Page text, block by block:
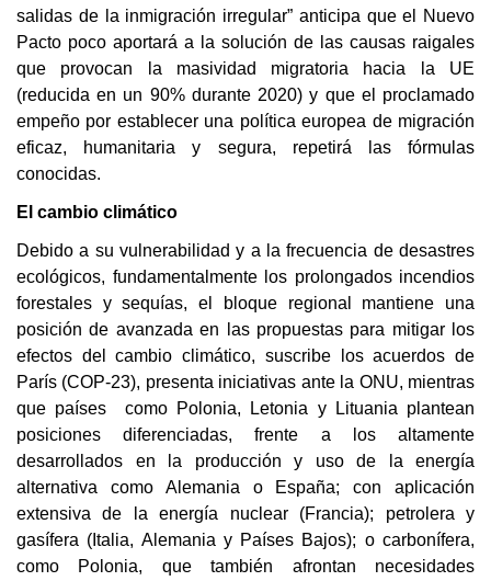
salidas de la inmigración irregular” anticipa que el Nuevo
Pacto poco aportará a la solución de las causas raigales
que provocan la masividad migratoria hacia la UE
(reducida en un 90% durante 2020) y que el proclamado
empeño por establecer una política europea de migración
eficaz, humanitaria y segura, repetirá las fórmulas
conocidas.
El cambio climático
Debido a su vulnerabilidad y a la frecuencia de desastres
ecológicos, fundamentalmente los prolongados incendios
forestales y sequías, el bloque regional mantiene una
posición de avanzada en las propuestas para mitigar los
efectos del cambio climático, suscribe los acuerdos de
París (COP-23), presenta iniciativas ante la ONU, mientras
que países como Polonia, Letonia y Lituania plantean
posiciones diferenciadas, frente a los altamente
desarrollados en la producción y uso de la energía
alternativa como Alemania o España; con aplicación
extensiva de la energía nuclear (Francia); petrolera y
gasífera (Italia, Alemania y Países Bajos); o carbonífera,
como Polonia, que también afrontan necesidades